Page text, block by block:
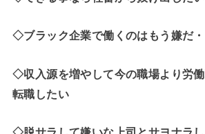
◇ブラック企業で働くのはもう嫌だ・
◇収入源を増やして今の職場より労
転職したい